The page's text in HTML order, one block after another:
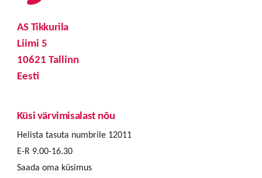
AS Tikkurila
Liimi 5
10621 Tallinn
Eesti
Küsi värvimisalast nõu
Helista tasuta numbrile 12011
E-R 9.00-16.30
Saada oma küsimus